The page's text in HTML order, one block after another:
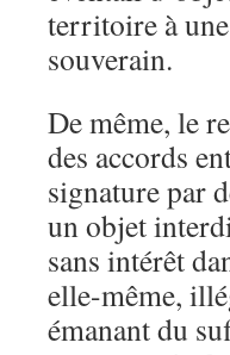
territoire à
souverain.
De même, le
des accords
signature par
un objet
sans intérêt
elle-même,
émanant du